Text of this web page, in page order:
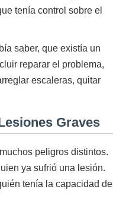
tenía control sobre el
saber, que existía un
reparar el problema,
escaleras, quitar
Graves
peligros distintos.
ya sufrió una lesión.
tenía la capacidad de